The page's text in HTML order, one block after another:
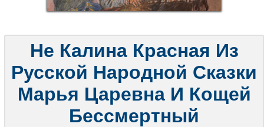
Не Калина Красная Из
Русской Народной Сказки
Марья Царевна И Кощей
Бессмертный